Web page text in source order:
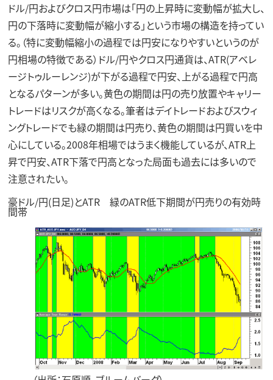
ドル/円およびクロス円市場は「円の上昇時に変動幅が拡大し、
円の下落時に変動幅が縮小する」という市場の構造を持ってい
る。（特に変動幅縮小の過程では円安になりやすいというのが
円相場の特徴である）ドル/円やクロス円通貨は、ATR(アベレ
ージトゥルーレンジ)が下がる過程で円安、上がる過程で円高
となるパターンが多い。黄色の期間は円の売り放置やキャリー
トレードはリスクが高くなる。筆者はデイトレードおよびスウィ
ングトレードでも緑の期間は円売り、黄色の期間は円買いを中
心にしている。2008年相場ではうまく機能しているが、ATR上
昇で円安、ATR下落で円高となった局面も過去には多いので
注意されたい。
豪ドル/円(日足)とATR 緑のATR低下期間が円売りの有効時
間帯